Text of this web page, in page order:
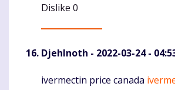
Dislike 0
DjehInoth - 2022-03-24 -
Komentaras
ivermectin price canada